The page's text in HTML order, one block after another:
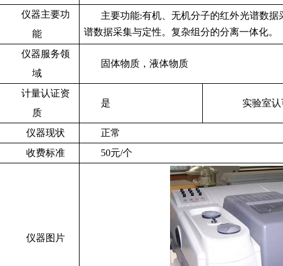
仪器主要功
能
主要功能:有机、无机分子的红外光谱数
谱数据采集与定性。复杂组分的分离一体化。
仪器服务领
域
固体物质，液体物质
计量认证资
质
是 实验室认
仪器现状
正常
收费标准
50元/个
仪器图片